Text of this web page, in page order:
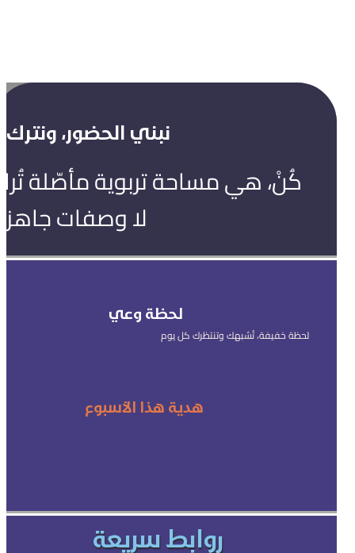
نبني الحضور، ونترك
كُنْ، هي مساحة تربوية مأصّلة
لا وصفات
لحظة وعي
لحظة خفيفة، تُشبهك وتنتظرك كل يوم
هدية هذا الأسبوع
روابط سريعة